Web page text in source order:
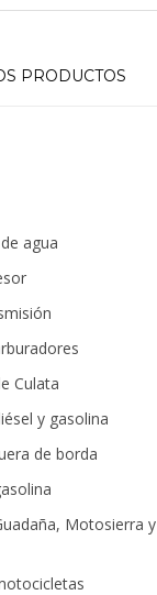
PRODUCTOS
agua
Culata
y gasolina
de borda
Motosierra